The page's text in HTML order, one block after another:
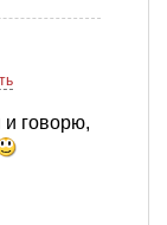
и говорю,